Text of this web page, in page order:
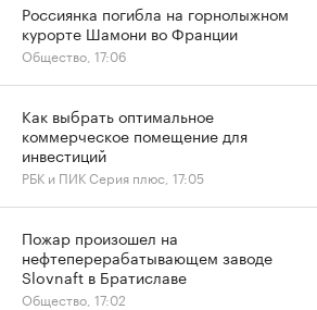
Россиянка погибла на горнолыжном
курорте Шамони во Франции
Общество, 17:06
Как выбрать оптимальное
коммерческое помещение для
инвестиций
РБК и ПИК Серия плюс, 17:05
Пожар произошел на
нефтеперерабатывающем заводе
Slovnaft в Братиславе
Общество, 17:02